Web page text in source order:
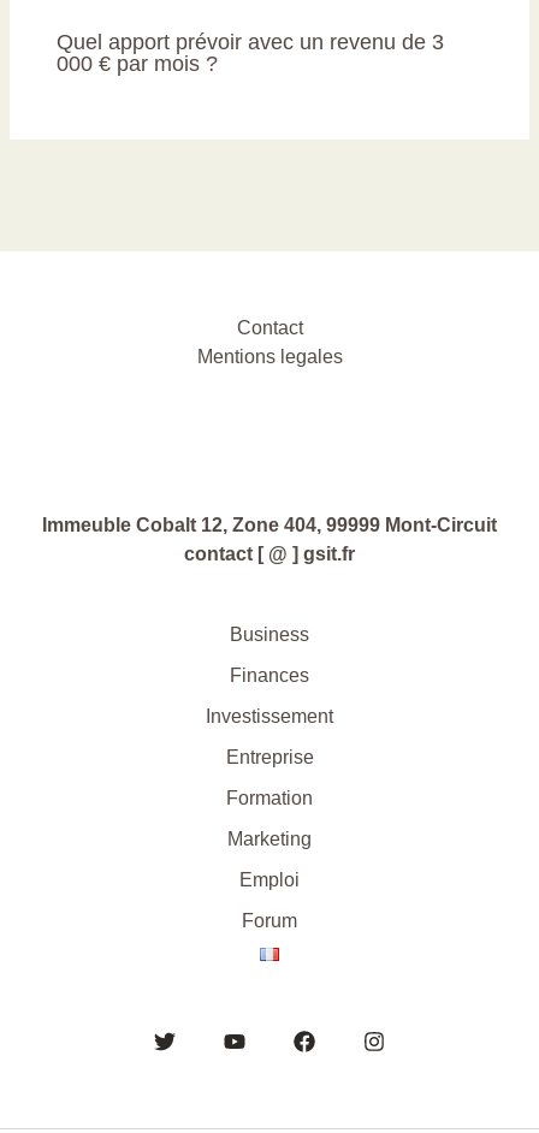
Quel apport prévoir avec un revenu de 3
000 € par mois ?
Contact
Mentions legales
Immeuble Cobalt 12, Zone 404, 99999 Mont-Circuit
contact [ @ ] gsit.fr
Business
Finances
Investissement
Entreprise
Formation
Marketing
Emploi
Forum